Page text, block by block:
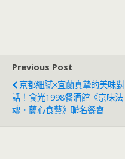
Previous Post
京都細膩×宜蘭真摯的美味對
話！食光1998餐酒館《京味法
魂・蘭心食藝》聯名餐會